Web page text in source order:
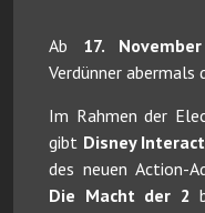
Ab 17.
Verdünner abermals
Im Rahmen der
gibt Disney
des neuen Action-
Die Macht der 2